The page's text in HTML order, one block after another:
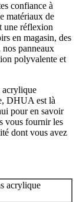
confiance à
matériaux de
une réflexion
en magasin, des
panneaux
polyvalente et
acrylique
DHUA est là
pour en savoir
vous fournir les
dont vous avez
acrylique